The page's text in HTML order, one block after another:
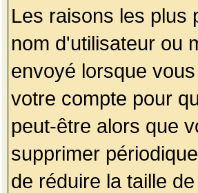
Les raisons les plus
nom d'utilisateur ou
envoyé lorsque
votre compte pour
peut-être alors que
supprimer
de réduire la taille